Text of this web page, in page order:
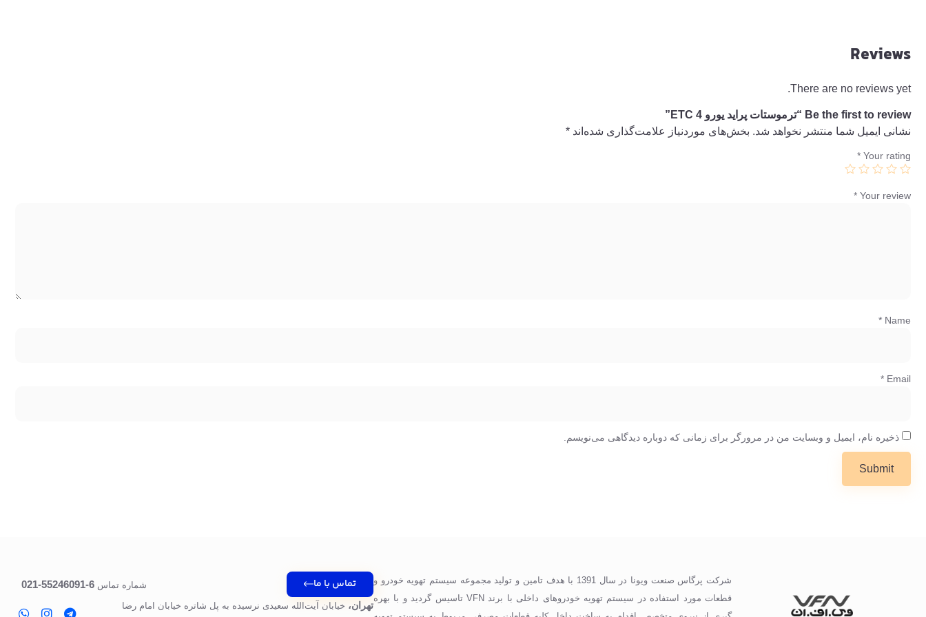
Reviews
There are no reviews yet.
Be the first to review “ترموستات پراید یورو 4 ETC”
نشانی ایمیل شما منتشر نخواهد شد. بخش‌های موردنیاز علامت‌گذاری شده‌اند *
Your rating
*
Your review
*
Name
*
Email
*
ذخیره نام، ایمیل و وبسایت من در مرورگر برای زمانی که دوباره دیدگاهی می‌نویسم.
شرکت پرگاس صنعت ویونا در سال 1391 با هدف تامین و تولید مجموعه سیستم تهویه خودرو و
قطعات مورد استفاده در سیستم تهویه خودروهای داخلی با برند VFN تاسیس گردید و با بهره
تماس با ما شماره تماس 6-55246091-021
تهران، خیابان آیت‌الله سعیدی نرسیده به پل‌ شاتره خیابان امام رضا